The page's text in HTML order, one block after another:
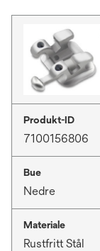
Produkt-ID
7100156806
Bue
Nedre
Materiale
Rustfritt Stål